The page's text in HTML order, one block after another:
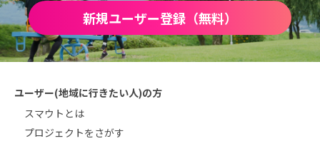
新規ユーザー登録（無料）
ユーザー(地域に行きたい人)の方
スマウトとは
プロジェクトをさがす